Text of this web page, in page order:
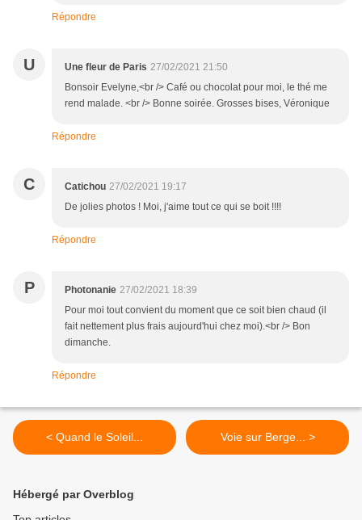
Répondre
U Une fleur de Paris 27/02/2021 21:50
Bonsoir Evelyne,<br /> Café ou chocolat pour moi, le thé me
rend malade. <br /> Bonne soirée. Grosses bises, Véronique
Répondre
C Catichou 27/02/2021 19:17
De jolies photos ! Moi, j'aime tout ce qui se boit !!!!
Répondre
P Photonanie 27/02/2021 18:39
Pour moi tout convient du moment que ce soit bien chaud (il
fait nettement plus frais aujourd'hui chez moi).<br /> Bon
dimanche.
Répondre
< Quand le Soleil... Voie sur Berge... >
Hébergé par Overblog